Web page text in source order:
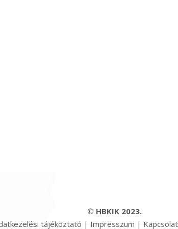
© HBKIK 2023.
tájékoztató | Impresszum | Kapcsolat